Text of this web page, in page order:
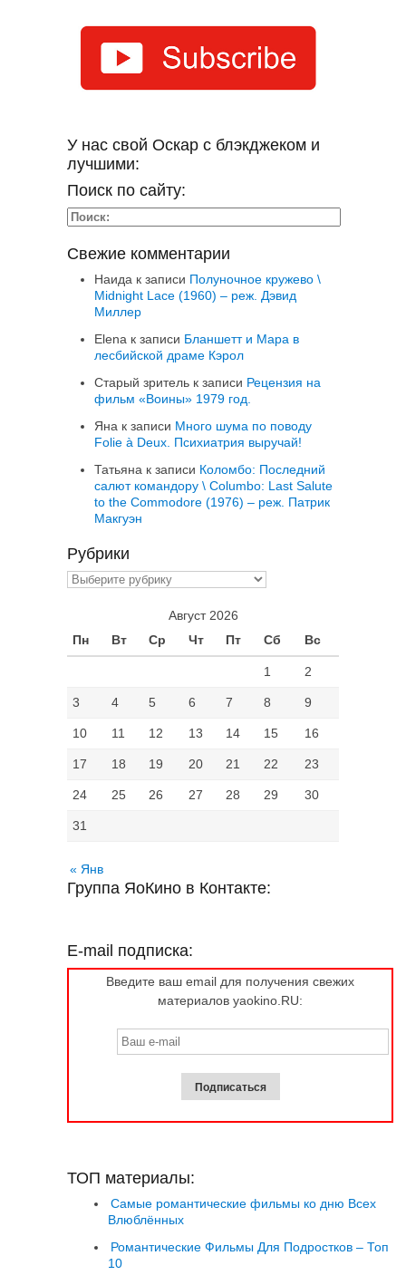
У нас свой Оскар с блэкджеком и
лучшими:
Поиск по сайту:
Свежие комментарии
Наида к записи Полуночное кружево \
Midnight Lace (1960) – реж. Дэвид
Миллер
Elena к записи Бланшетт и Мара в
лесбийской драме Кэрол
Старый зритель к записи Рецензия на
фильм «Воины» 1979 год.
Яна к записи Много шума по поводу
Folie à Deux. Психиатрия выручай!
Татьяна к записи Коломбо: Последний
салют командору \ Columbo: Last Salute
to the Commodore (1976) – реж. Патрик
Макгуэн
Рубрики
Рубрики
Август 2026
Пн
Вт Ср Чт Пт Сб Вс
1 2
3 4 5 6 7 8 9
10 11 12 13 14 15 16
17 18 19 20 21 22 23
24 25 26 27 28 29 30
31
« Янв
Группа ЯоКино в Контакте:
E-mail подписка:
Введите ваш email для получения свежих
материалов yaokino.RU:
ТОП материалы:
Самые романтические фильмы ко дню Всех
Влюблённых
Романтические Фильмы Для Подростков – Топ
10